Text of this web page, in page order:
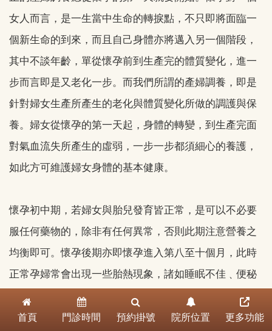
女人而言，是一生當中生命的轉捩點，不只即將面臨一
個新生命的到來，而且自己身體亦將邁入另一個階段，
其中不談年齡，單從懷孕前到生產完的體質變化，進一
步而言即是又老化一步。而我們所謂的產婦調養，即是
針對婦女生產所產生的老化與體質變化所做的調護與保
養。婦女從懷孕的第一天起，身體的轉變，到生產完面
對氣血流失所產生的虛弱，一步一步都須細心的養護，
如此方可維護婦女身體的基本健康。
懷孕初中期，若婦女與胎兒發育皆正常，是可以不必要
服任何藥物的，除非有任何異常，否則此期注意營養之
均衡即可。懷孕後期亦即懷孕進入第八至十個月，此時
正常孕婦常會出現一些胎熱現象，諸如睡眠不佳﹑便秘
﹑口乾﹑口苦等，此時可請中醫師依其體質處方退胎火
之藥，一方面退胎火安胎讓產婦更順利生產，一方面退
首頁 門診時間 預約掛號 院所位置 更多功能